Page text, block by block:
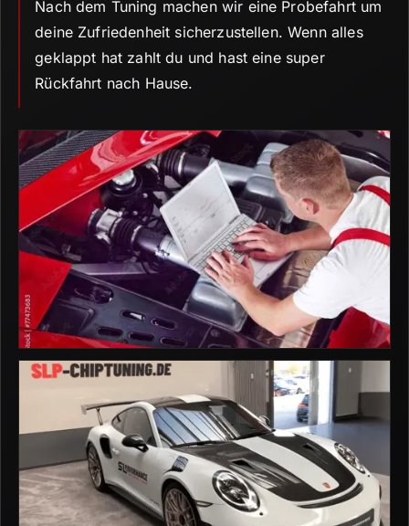
Nach dem Tuning machen wir eine Probefahrt um
deine Zufriedenheit sicherzustellen. Wenn alles
geklappt hat zahlt du und hast eine super
Rückfahrt nach Hause.